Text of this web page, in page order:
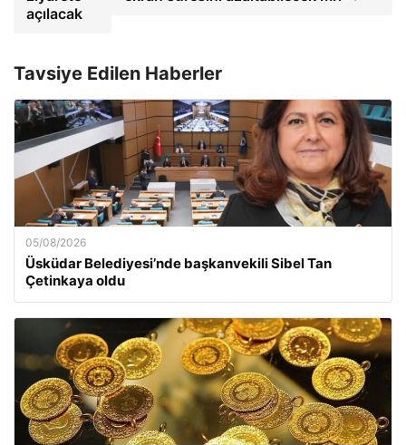
açılacak
Tavsiye Edilen Haberler
05/08/2026
Üsküdar Belediyesi’nde başkanvekili Sibel Tan
Çetinkaya oldu